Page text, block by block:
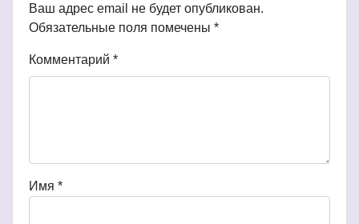
Ваш адрес email не будет опубликован.
Обязательные поля помечены *
Комментарий *
Имя *